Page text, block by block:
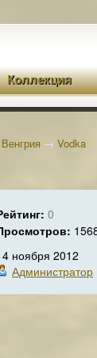
Коллекция
Венгрия → Vodka
0
ноября 2012
Администратор